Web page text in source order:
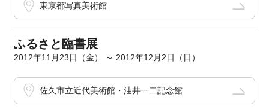
東京都写真美術館
ふるさと臨書展
2012年11月23日（金） ～ 2012年12月2日（日）
佐久市立近代美術館・油井一二記念館